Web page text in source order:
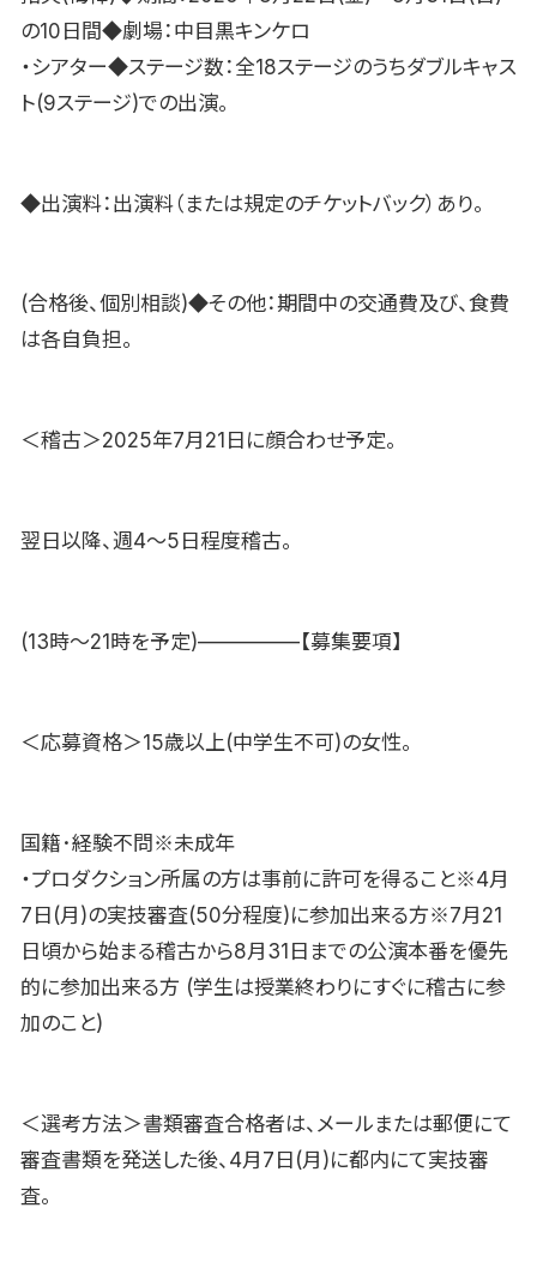
の10日間◆劇場：中目黒キンケロ
・シアター◆ステージ数：全18ステージのうちダブルキャス
ト(9ステージ)での出演。
◆出演料：出演料（または規定のチケットバック）あり。
(合格後、個別相談)◆その他：期間中の交通費及び、食費
は各自負担。
＜稽古＞2025年7月21日に顔合わせ予定。
翌日以降、週4〜5日程度稽古。
(13時〜21時を予定)—————【募集要項】
＜応募資格＞15歳以上(中学生不可)の女性。
国籍･経験不問※未成年
・プロダクション所属の方は事前に許可を得ること※4月
7日(月)の実技審査(50分程度)に参加出来る方※7月21
日頃から始まる稽古から8月31日までの公演本番を優先
的に参加出来る方 (学生は授業終わりにすぐに稽古に参
加のこと)
＜選考方法＞書類審査合格者は、メールまたは郵便にて
審査書類を発送した後、4月7日(月)に都内にて実技審
査。